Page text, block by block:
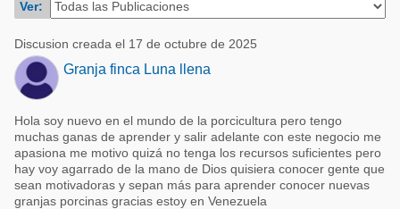
Acuacultura
Micotoxinas
Avicultura
Porcicultura
Lechería
Balanceados - Piensos
Comunidades en portugués
Micotoxinas
Avicultura
Porcicultura
Ganadería
Lechería
Ver:
Discusion creada el 17 de octubre de 2025
Granja finca Luna llena
Hola soy nuevo en el mundo de la porcicultura pero tengo
muchas ganas de aprender y salir adelante con este negocio me
apasiona me motivo quizá no tenga los recursos suficientes pero
hay voy agarrado de la mano de Dios quisiera conocer gente que
sean motivadoras y sepan más para aprender conocer nuevas
granjas porcinas gracias estoy en Venezuela